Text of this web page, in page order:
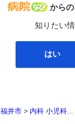
病院な
から
知りたい
はい
福井市 > 内科 小児科